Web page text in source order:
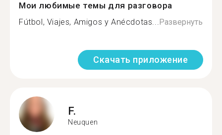
Мои любимые темы для разговора
Fútbol, Viajes, Amigos y Anécdotas...Развернуть
Скачать приложение
F.
Neuquen